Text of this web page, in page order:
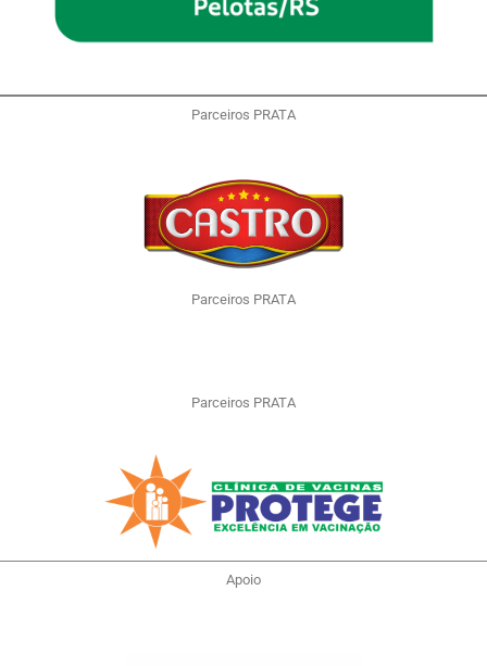
Parceiros PRATA
Parceiros PRATA
Parceiros PRATA
Apoio